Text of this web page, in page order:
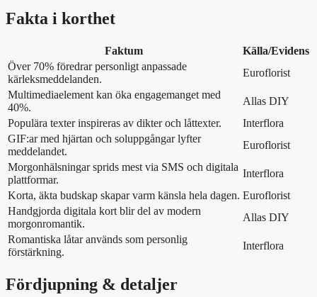
Fakta i korthet
Faktum
Källa/Evidens
Över 70% föredrar personligt anpassade
kärleksmeddelanden.
Euroflorist
Multimediaelement kan öka engagemanget med
40%.
Allas DIY
Populära texter inspireras av dikter och låttexter.
Interflora
GIF:ar med hjärtan och soluppgångar lyfter
meddelandet.
Euroflorist
Morgonhälsningar sprids mest via SMS och digitala
plattformar.
Interflora
Korta, äkta budskap skapar varm känsla hela dagen. Euroflorist
Handgjorda digitala kort blir del av modern
morgonromantik.
Allas DIY
Romantiska låtar används som personlig
förstärkning.
Interflora
Fördjupning & detaljer